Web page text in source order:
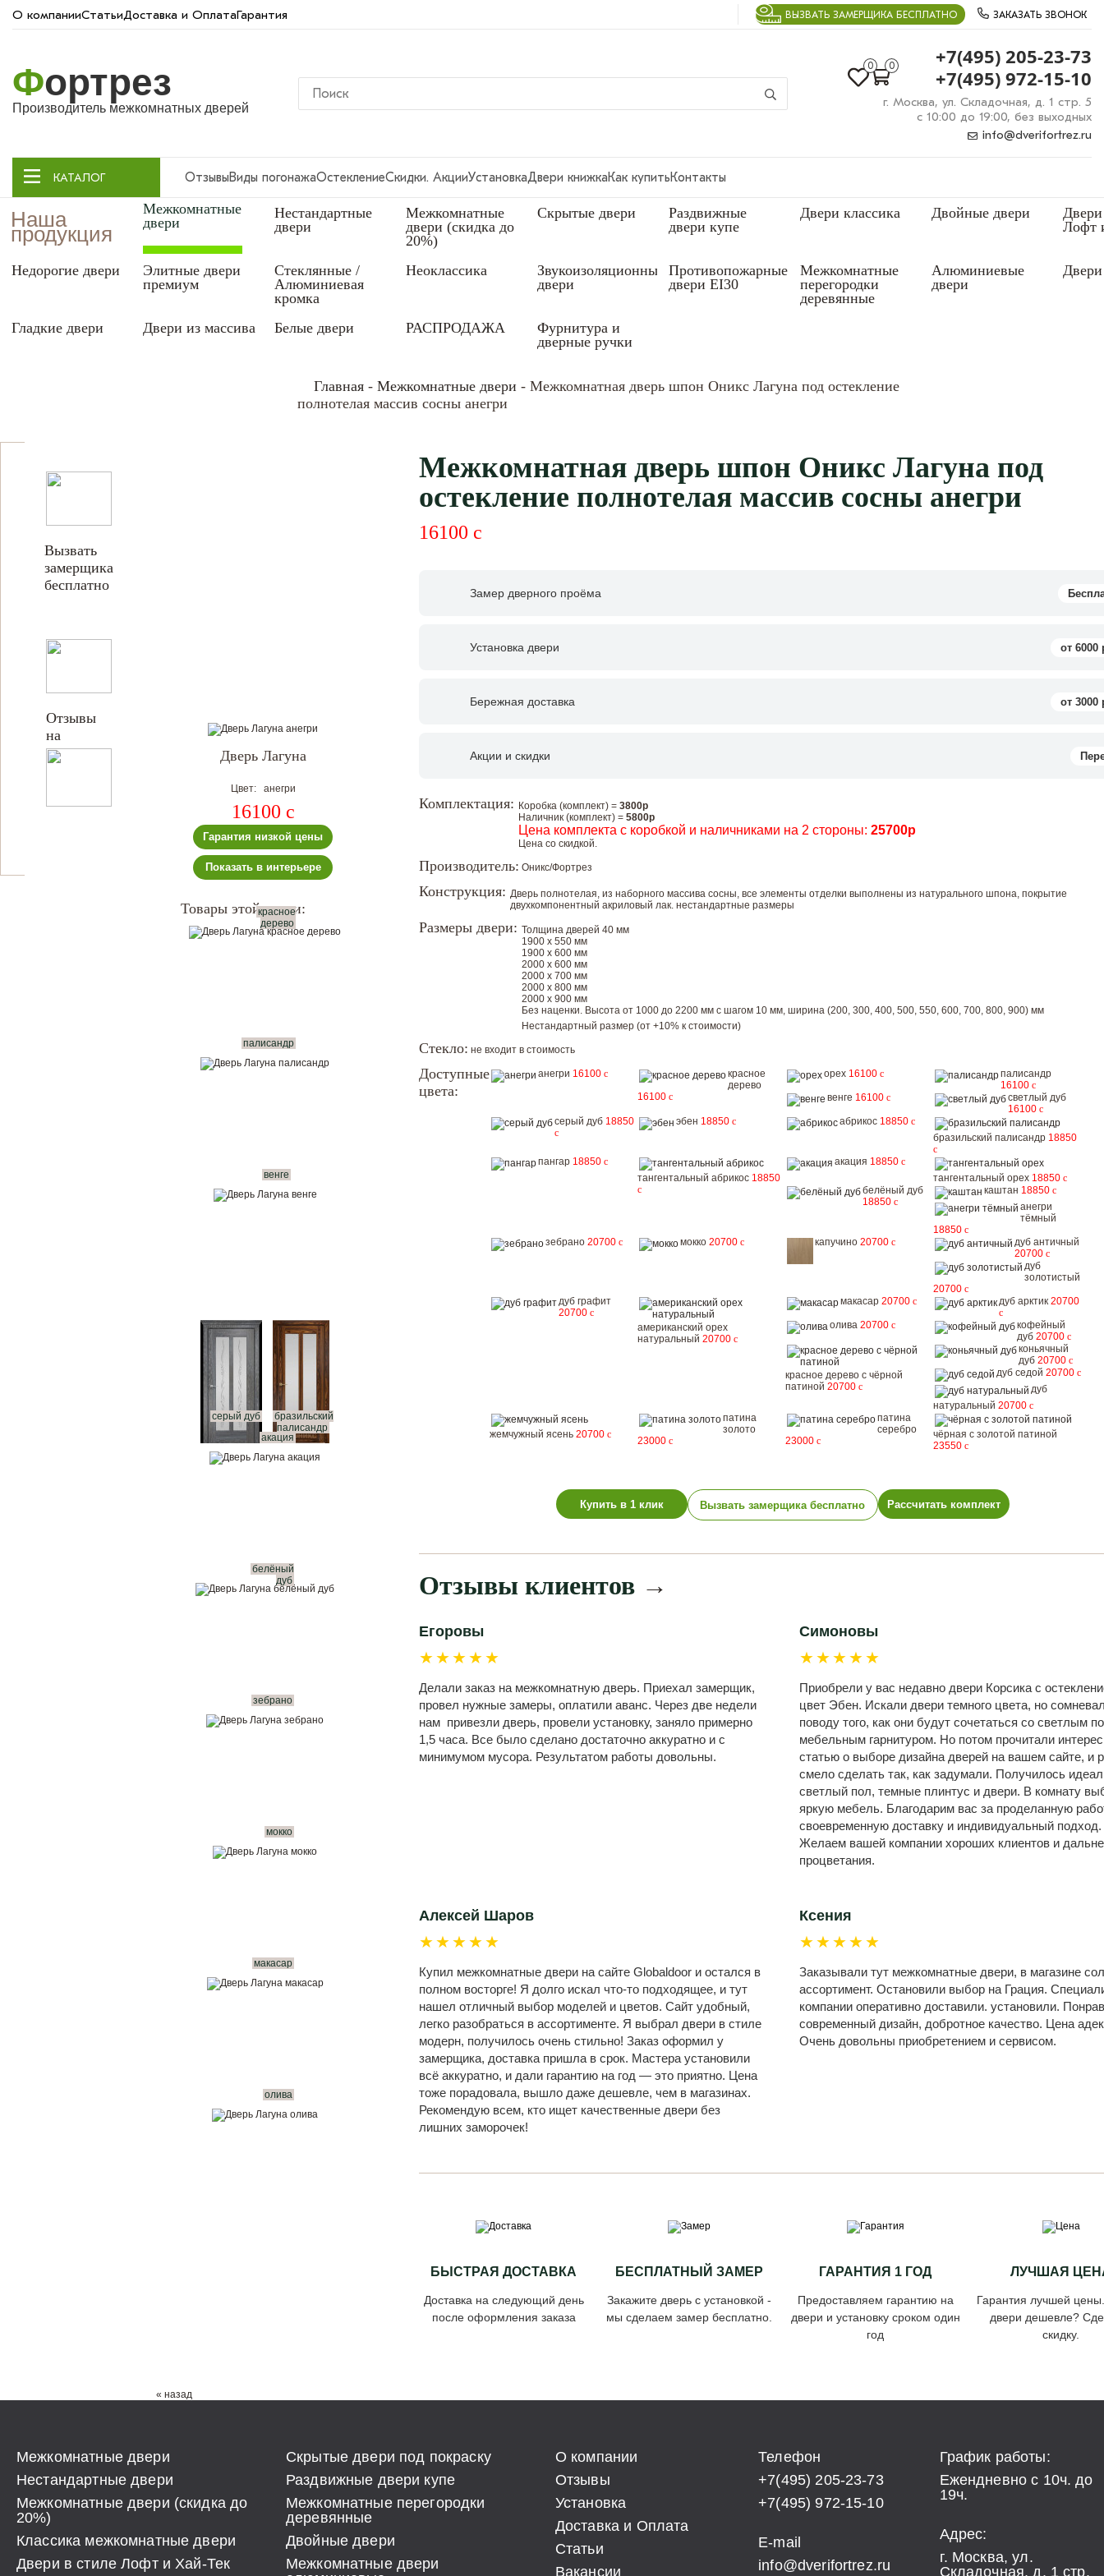
О компанииСтатьиДоставка и ОплатаГарантия ВЫЗВАТЬ ЗАМЕРЩИКА БЕСПЛАТНО ЗАКАЗАТЬ ЗВОНОК
Фортрез
Производитель межкомнатных дверей
0 0
+7(495) 205-23-73
+7(495) 972-15-10
г. Москва, ул. Складочная, д. 1 стр. 5
с 10:00 до 19:00, без выходных
info@dverifortrez.ru
КАТАЛОГ ОтзывыВиды погонажаОстеклениеСкидки. АкцииУстановкаДвери книжкаКак купитьКонтакты
Наша
продукция
Межкомнатные
двери
Нестандартные
двери
Межкомнатные
двери (скидка до
20%)
Скрытые двери
Раздвижные
двери купе
Двери классика Двойные двери
Лофт
Недорогие двери
Элитные двери
премиум
Стеклянные /
Алюминиевая
кромка
Неоклассика
Звукоизоляционные
двери
Противопожарные
двери EI30
Межкомнатные
перегородки
деревянные
Алюминиевые
двери
Двери
Гладкие двери Двери из массива Белые двери РАСПРОДАЖА
Фурнитура и
дверные ручки
Главная - Межкомнатные двери - Межкомнатная дверь шпон Оникс Лагуна под остекление
полнотелая массив сосны анегри
Вызвать
замерщика
бесплатно
Отзывы
на
Дверь Лагуна
Цвет: анегри
16100 c
Гарантия низкой цены
Показать в интерьере
Товары этой серии:
красное
дерево
палисандр
венге
серый дуб
бразильский
палисандр
акация
белёный
дуб
зебрано
мокко
макасар
олива
Межкомнатная дверь шпон Оникс Лагуна под
остекление полнотелая массив сосны анегри
16100 c
Замер дверного проёма
Установка двери от 6000
Бережная доставка от 3000
Акции и скидки
Комплектация: Коробка (комплект) = 3800р
Наличник (комплект) = 5800р
Цена комплекта с коробкой и наличниками на 2 стороны: 25700р
Цена со скидкой.
Производитель: Оникс/Фортрез
Конструкция: Дверь полнотелая, из наборного массива сосны, все элементы отделки выполнены из натурального шпона, покрытие
двухкомпонентный акриловый лак. нестандартные размеры
Размеры двери: Толщина дверей 40 мм
1900 х 550 мм
1900 х 600 мм
2000 х 600 мм
2000 х 700 мм
2000 х 800 мм
2000 х 900 мм
Без наценки. Высота от 1000 до 2200 мм с шагом 10 мм, ширина (200, 300, 400, 500, 550, 600, 700, 800, 900) мм
Нестандартный размер (от +10% к стоимости)
Стекло: не входит в стоимость
Доступные
цвета:
анегри 16100 c
красное
дерево
16100 c
орех 16100 c
палисандр
16100 c
венге 16100 c
светлый дуб
16100 c
серый дуб 18850
c
эбен 18850 c абрикос 18850 c
бразильский палисандр 18850
c
пангар 18850 c
тангентальный абрикос 18850
c
акация 18850 c
тангентальный орех 18850 c
белёный дуб
18850 c
каштан 18850 c
анегри
тёмный
18850 c
зебрано 20700 c мокко 20700 c капучино 20700 c
дуб античный
20700 c
дуб
золотистый
20700 c
дуб графит
20700 c
американский орех
натуральный 20700 c
макасар 20700 c дуб арктик 20700
c
олива 20700 c
кофейный
дуб 20700 c
красное дерево с чёрной
патиной 20700 c
коньячный
дуб 20700 c
дуб седой 20700 c
дуб
натуральный 20700 c
жемчужный ясень 20700 c
патина
золото
23000 c
патина
серебро
23000 c
чёрная с золотой патиной
23550 c
Купить в 1 клик Вызвать замерщика бесплатно Рассчитать комплект
Отзывы клиентов →
Егоровы
★★★★★
Делали заказ на межкомнатную дверь. Приехал замерщик,
провел нужные замеры, оплатили аванс. Через две недели
нам привезли дверь, провели установку, заняло примерно
1,5 часа. Все было сделано достаточно аккуратно и с
минимумом мусора. Результатом работы довольны.
Симоновы
★★★★★
Приобрели у вас недавно двери Корсика с
цвет Эбен. Искали двери темного цвета, но
поводу того, как они будут сочетаться со светлым
мебельным гарнитуром. Но потом прочитали
статью о выборе дизайна дверей на вашем сайте, и
смело сделать так, как задумали. Получилось
светлый пол, темные плинтус и двери. В комнату
яркую мебель. Благодарим вас за проделанную
своевременную доставку и индивидуальный подход.
Желаем вашей компании хороших клиентов и
процветания.
Алексей Шаров
★★★★★
Купил межкомнатные двери на сайте Globaldoor и остался в
полном восторге! Я долго искал что-то подходящее, и тут
нашел отличный выбор моделей и цветов. Сайт удобный,
легко разобраться в ассортименте. Я выбрал двери в стиле
модерн, получилось очень стильно! Заказ оформил у
замерщика, доставка пришла в срок. Мастера установили
всё аккуратно, и дали гарантию на год — это приятно. Цена
тоже порадовала, вышло даже дешевле, чем в магазинах.
Рекомендую всем, кто ищет качественные двери без
лишних заморочек!
Ксения
★★★★★
Заказывали тут межкомнатные двери, в магазине
ассортимент. Остановили выбор на Грация.
компании оперативно доставили. установили.
современный дизайн, добротное качество. Цена
Очень довольны приобретением и сервисом.
БЫСТРАЯ ДОСТАВКА
Доставка на следующий день
после оформления заказа
БЕСПЛАТНЫЙ ЗАМЕР
Закажите дверь с установкой -
мы сделаем замер бесплатно.
ГАРАНТИЯ 1 ГОД
Предоставляем гарантию на
двери и установку сроком один
год
ЛУЧШАЯ
Гарантия лучшей
двери дешевле?
скидку.
« назад
Межкомнатные двери
Нестандартные двери
Межкомнатные двери (скидка до
20%)
Классика межкомнатные двери
Двери в стиле Лофт и Хай-Тек
Скрытые двери под покраску
Раздвижные двери купе
Межкомнатные перегородки
деревянные
Двойные двери
Межкомнатные двери
О компании
Отзывы
Установка
Доставка и Оплата
Статьи
Вакансии
Телефон
+7(495) 205-23-73
+7(495) 972-15-10
E-mail
info@dverifortrez.ru
График работы:
Ежендневно с 10ч. до
19ч.
Адрес:
г. Москва, ул.
Складочная, д. 1 стр.